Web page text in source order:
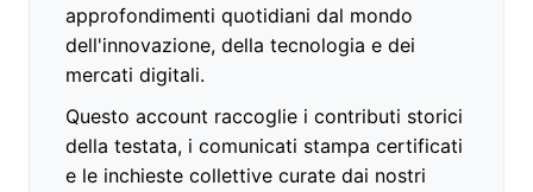
approfondimenti quotidiani dal mondo
dell'innovazione, della tecnologia e dei
mercati digitali.
Questo account raccoglie i contributi storici
della testata, i comunicati stampa certificati
e le inchieste collettive curate dai nostri